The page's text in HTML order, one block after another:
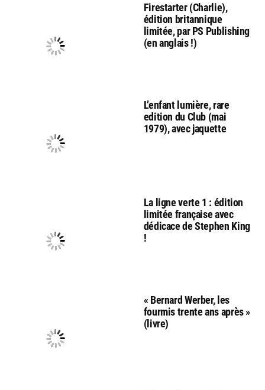
Firestarter (Charlie),
édition britannique
limitée, par PS Publishing
(en anglais !)
L’enfant lumière, rare
edition du Club (mai
1979), avec jaquette
La ligne verte 1 : édition
limitée française avec
dédicace de Stephen King
!
« Bernard Werber, les
fourmis trente ans après »
(livre)